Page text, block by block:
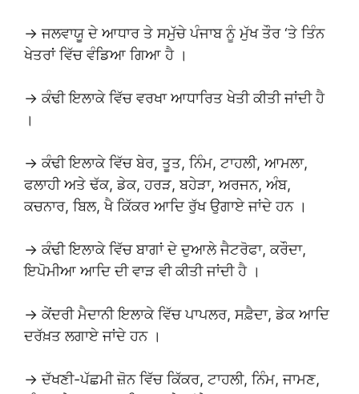
→ ਜਲਵਾਯੂ ਦੇ ਆਧਾਰ ਤੇ ਸਮੁੱਚੇ ਪੰਜਾਬ ਨੂੰ ਮੁੱਖ ਤੌਰ ‘ਤੇ ਤਿੰਨ
ਖੇਤਰਾਂ ਵਿੱਚ ਵੰਡਿਆ ਗਿਆ ਹੈ ।
→ ਕੰਢੀ ਇਲਾਕੇ ਵਿੱਚ ਵਰਖਾ ਆਧਾਰਿਤ ਖੇਤੀ ਕੀਤੀ ਜਾਂਦੀ ਹੈ
।
→ ਕੰਢੀ ਇਲਾਕੇ ਵਿੱਚ ਬੇਰ, ਤੂਤ, ਨਿੰਮ, ਟਾਹਲੀ, ਆਮਲਾ,
ਫਲਾਹੀ ਅਤੇ ਢੱਕ, ਡੇਕ, ਹਰੜ, ਬਹੇੜਾ, ਅਰਜਨ, ਅੰਬ,
ਕਚਨਾਰ, ਬਿਲ, ਖੈ ਕਿੱਕਰ ਆਦਿ ਰੁੱਖ ਉਗਾਏ ਜਾਂਦੇ ਹਨ ।
→ ਕੰਢੀ ਇਲਾਕੇ ਵਿੱਚ ਬਾਗਾਂ ਦੇ ਦੁਆਲੇ ਜੈਟਰੋਫਾ, ਕਰੌਦਾ,
ਇਪੋਮੀਆ ਆਦਿ ਦੀ ਵਾੜ ਵੀ ਕੀਤੀ ਜਾਂਦੀ ਹੈ ।
→ ਕੇਂਦਰੀ ਮੈਦਾਨੀ ਇਲਾਕੇ ਵਿੱਚ ਪਾਪਲਰ, ਸਫ਼ੈਦਾ, ਡੇਕ ਆਦਿ
ਦਰੱਖ਼ਤ ਲਗਾਏ ਜਾਂਦੇ ਹਨ ।
→ ਦੱਖਣੀ-ਪੱਛਮੀ ਜ਼ੋਨ ਵਿੱਚ ਕਿੱਕਰ, ਟਾਹਲੀ, ਨਿੰਮ, ਜਾਮਣ,